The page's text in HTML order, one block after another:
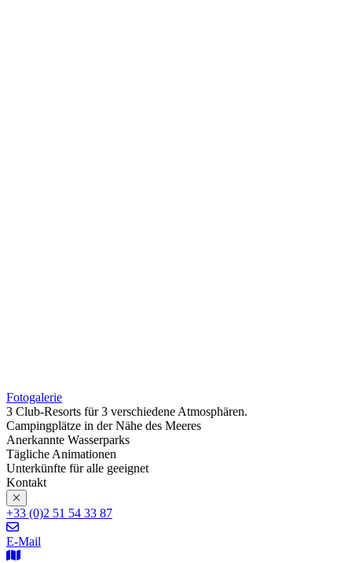
Fotogalerie
3 Club-Resorts für 3 verschiedene Atmosphären.
Campingplätze in der Nähe des Meeres
Anerkannte Wasserparks
Tägliche Animationen
Unterkünfte für alle geeignet
Kontakt
+33 (0)2 51 54 33 87
E-Mail